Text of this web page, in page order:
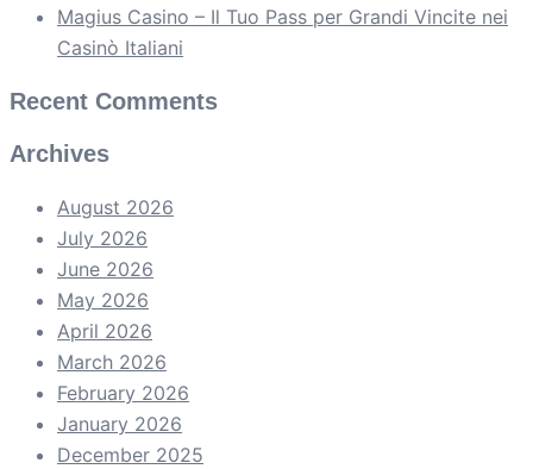
Magius Casino – Il Tuo Pass per Grandi Vincite nei
Casinò Italiani
Recent Comments
Archives
August 2026
July 2026
June 2026
May 2026
April 2026
March 2026
February 2026
January 2026
December 2025